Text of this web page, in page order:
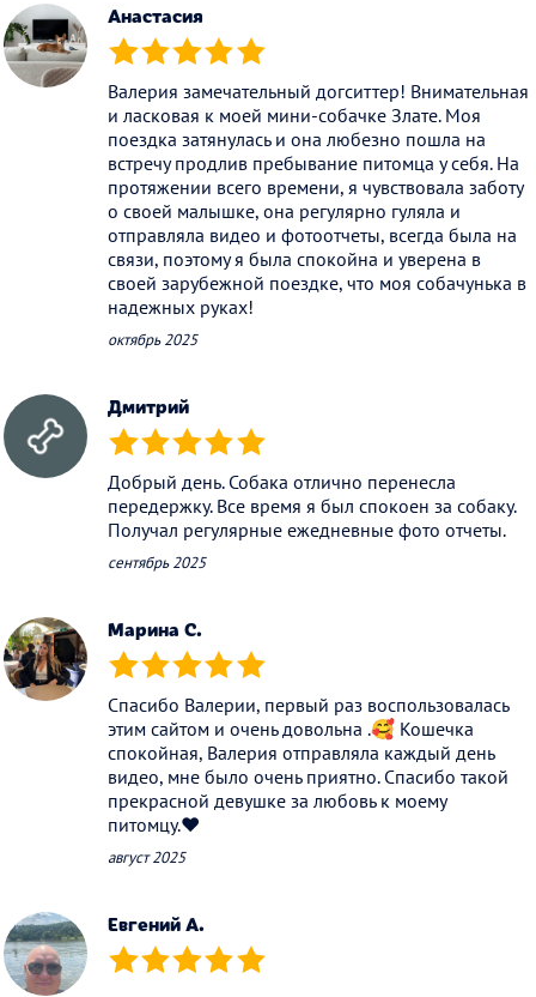
Анастасия
(*) (*) (*) (*) (*)
Валерия замечательный догситтер! Внимательная
и ласковая к моей мини-собачке Злате. Моя
поездка затянулась и она любезно пошла на
встречу продлив пребывание питомца у себя. На
протяжении всего времени, я чувствовала заботу
о своей малышке, она регулярно гуляла и
отправляла видео и фотоотчеты, всегда была на
связи, поэтому я была спокойна и уверена в
своей зарубежной поездке, что моя собачунька в
надежных руках!
октябрь 2025
Дмитрий
(*) (*) (*) (*) (*)
Добрый день. Собака отлично перенесла
передержку. Все время я был спокоен за собаку.
Получал регулярные ежедневные фото отчеты.
сентябрь 2025
Марина С.
(*) (*) (*) (*) (*)
Спасибо Валерии, первый раз воспользовалась
этим сайтом и очень довольна .🥰 Кошечка
спокойная, Валерия отправляла каждый день
видео, мне было очень приятно. Спасибо такой
прекрасной девушке за любовь к моему
питомцу.♥️
август 2025
Евгений А.
(*) (*) (*) (*) (*)